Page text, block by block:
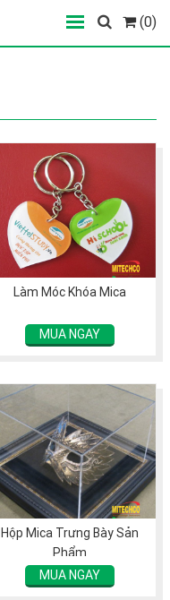
(0)
Làm Móc Khóa Mica
MUA NGAY
Hộp Mica Trưng Bày Sản
Phẩm
MUA NGAY